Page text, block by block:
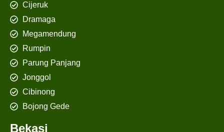
Cijeruk
Dramaga
Megamendung
Rumpin
Parung Panjang
Jonggol
Cibinong
Bojong Gede
Bekasi